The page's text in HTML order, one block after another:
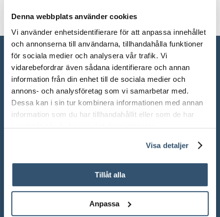
Denna webbplats använder cookies
Vi använder enhetsidentifierare för att anpassa innehållet
och annonserna till användarna, tillhandahålla funktioner
för sociala medier och analysera vår trafik. Vi
vidarebefordrar även sådana identifierare och annan
information från din enhet till de sociala medier och
annons- och analysföretag som vi samarbetar med.
Dessa kan i sin tur kombinera informationen med annan
information som du har tillhandahållit eller som de har
samlat in när du har använt deras tjänster.
Visa detaljer
Tillåt alla
Anpassa
Mån-Fre: 10.00 – 18.00
Lör: 10.00 – 13.00